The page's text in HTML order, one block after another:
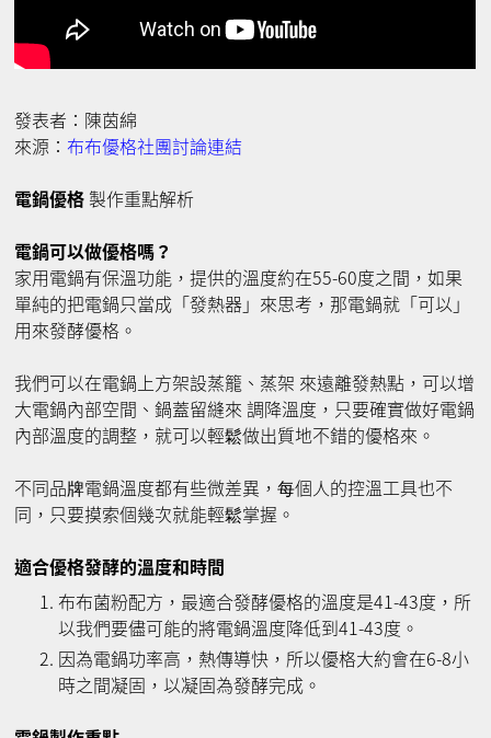
發表者：陳茵綿
來源： 布布優格社團討論連結
電鍋優格 製作重點解析
電鍋可以做優格嗎？
家用電鍋有保溫功能，提供的溫度約在55-60度之間，如果
單純的把電鍋只當成「發熱器」來思考，那電鍋就「可以」
用來發酵優格。
我們可以在電鍋上方架設蒸籠、蒸架 來遠離發熱點，可以增
大電鍋內部空間、鍋蓋留縫來 調降溫度，只要確實做好電鍋
內部溫度的調整，就可以輕鬆做出質地不錯的優格來。
不同品牌電鍋溫度都有些微差異，每個人的控溫工具也不
同，只要摸索個幾次就能輕鬆掌握。
適合優格發酵的溫度和時間
布布菌粉配方，最適合發酵優格的溫度是41-43度，所
以我們要儘可能的將電鍋溫度降低到41-43度。
因為電鍋功率高，熱傳導快，所以優格大約會在6-8小
時之間凝固，以凝固為發酵完成。